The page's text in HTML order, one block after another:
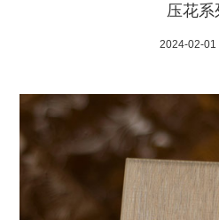
压花系
2024-02-01